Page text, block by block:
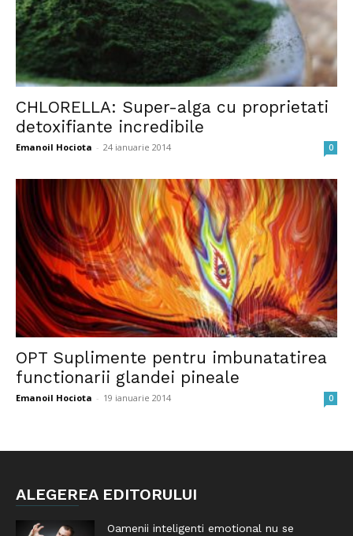
CHLORELLA: Super-alga cu proprietati
detoxifiante incredibile
Emanoil Hociota - 24 ianuarie 2014 0
OPT Suplimente pentru imbunatatirea
functionarii glandei pineale
Emanoil Hociota - 19 ianuarie 2014 0
ALEGEREA EDITORULUI
Oamenii inteligenti emotional nu se